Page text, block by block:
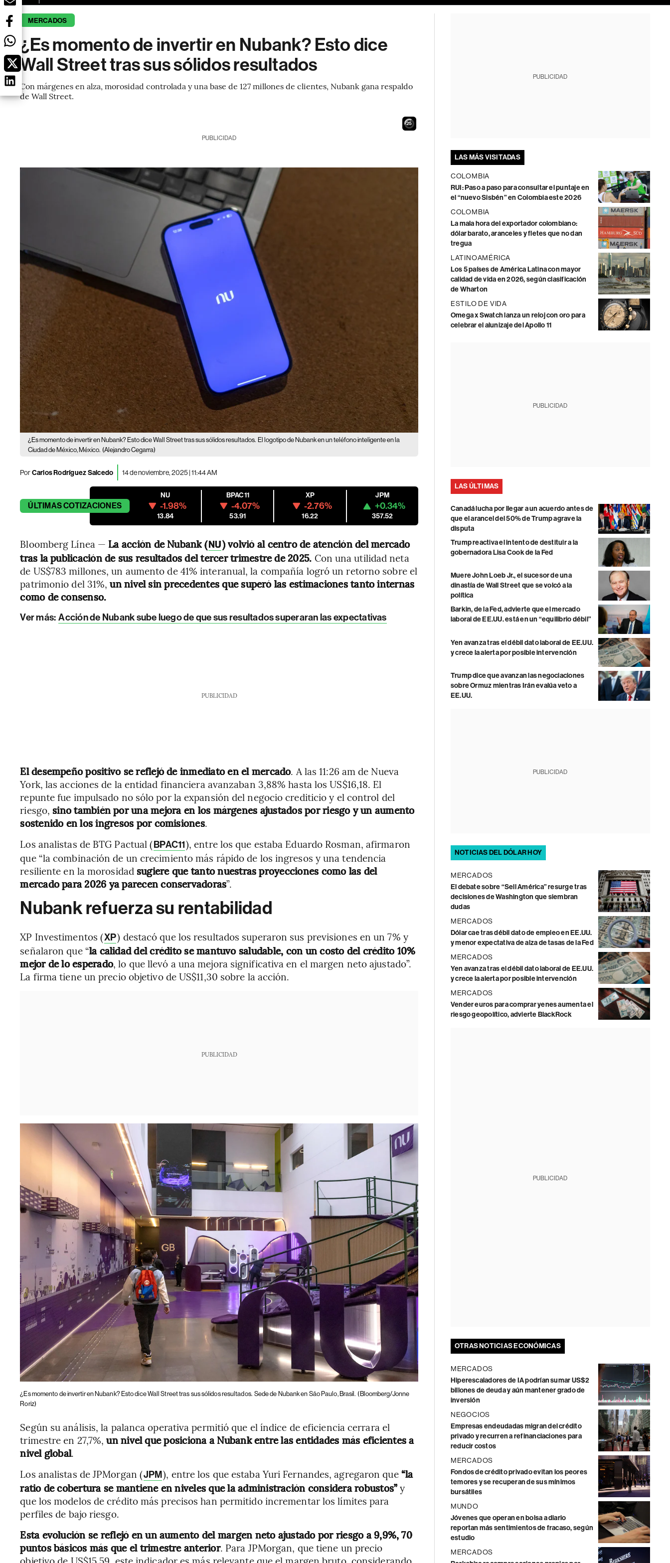
MERCADOS
¿Es momento de invertir en Nubank? Esto dice
Wall Street tras sus sólidos resultados
Con márgenes en alza, morosidad controlada y una base de 127 millones de clientes, Nubank gana respaldo
de Wall Street.
24
PUBLICIDAD
¿Es momento de invertir en Nubank? Esto dice Wall Street tras sus sólidos resultados. El logotipo de Nubank en un teléfono inteligente en la
Ciudad de México, México. (Alejandro Cegarra)
PorCarlos Rodríguez Salcedo 14 de noviembre, 2025 | 11:44 AM
ÚLTIMASCOTIZACIONES
NU
-1.98%
13.84
BPAC11
-4.07%
53.91
XP
-2.76%
16.22
JPM
+0.34%
357.52
Bloomberg Línea — La acción de Nubank (NU) volvió al centro de atención del mercado
tras la publicación de sus resultados del tercer trimestre de 2025. Con una utilidad neta
de US$783 millones, un aumento de 41% interanual, la compañía logró un retorno sobre el
patrimonio del 31%,un nivel sin precedentes que superó las estimaciones tanto internas
como de consenso.
Ver más: Acción de Nubank sube luego de que sus resultados superaran las expectativas
PUBLICIDAD
El desempeño positivo se reflejó de inmediato en el mercado. A las 11:26 am de Nueva
York, las acciones de la entidad financiera avanzaban 3,88% hasta los US$16,18. El
repunte fue impulsado no sólo por la expansión del negocio crediticio y el control del
riesgo, sino también por una mejora en los márgenes ajustados por riesgo y un aumento
sostenido en los ingresos por comisiones.
Los analistas de BTG Pactual (BPAC11), entre los que estaba Eduardo Rosman, afirmaron
que “la combinación de un crecimiento más rápido de los ingresos y una tendencia
resiliente en la morosidad sugiere que tanto nuestras proyecciones como las del
mercado para 2026 ya parecen conservadoras”.
Nubank refuerza su rentabilidad
XP Investimentos (XP) destacó que los resultados superaron sus previsiones en un 7% y
señalaron que “la calidad del crédito se mantuvo saludable, con un costo del crédito 10%
mejor de lo esperado, lo que llevó a una mejora significativa en el margen neto ajustado”.
La firma tiene un precio objetivo de US$11,30 sobre la acción.
PUBLICIDAD
¿Es momento de invertir en Nubank? Esto dice Wall Street tras sus sólidos resultados. Sede de Nubank en São Paulo, Brasil. (Bloomberg/Jonne
Roriz)
Según su análisis, la palanca operativa permitió que el índice de eficiencia cerrara el
trimestre en 27,7%,un nivel que posiciona a Nubank entre las entidades más eficientes a
nivel global.
Los analistas de JPMorgan (JPM), entre los que estaba Yuri Fernandes, agregaron que“la
ratio de cobertura se mantiene en niveles que la administración considera robustos”y
que los modelos de crédito más precisos han permitido incrementar los límites para
perfiles de bajo riesgo.
Esta evolución se reflejó en un aumento del margen neto ajustado por riesgo a 9,9%, 70
puntos básicos más que el trimestre anterior. Para JPMorgan, que tiene un precio
PUBLICIDAD
LAS MÁS VISITADAS
COLOMBIA
RUI: Paso a paso para consultar el puntaje en
el “nuevo Sisbén” en Colombia este 2026
COLOMBIA
La mala hora del exportador colombiano:
dólar barato, aranceles y fletes que no dan
tregua
LATINOAMÉRICA
Los 5 países de América Latina con mayor
calidad de vida en 2026, según clasificación
de Wharton
ESTILO DE VIDA
Omega x Swatch lanza un reloj con oro para
celebrar el alunizaje del Apollo 11
PUBLICIDAD
LAS ÚLTIMAS
Canadá lucha por llegar a un acuerdo antes de
que el arancel del 50% de Trump agrave la
disputa
Trump reactiva el intento de destituir a la
gobernadora Lisa Cook de la Fed
Muere John Loeb Jr., el sucesor de una
dinastía de Wall Street que se volcó a la
política
Barkin, de la Fed, advierte que el mercado
laboral de EE.UU. está en un “equilibrio débil”
Yen avanza tras el débil dato laboral de EE.UU.
y crece la alerta por posible intervención
Trump dice que avanzan las negociaciones
sobre Ormuz mientras Irán evalúa veto a
EE.UU.
PUBLICIDAD
NOTICIAS DEL DÓLAR HOY
MERCADOS
El debate sobre “Sell América” resurge tras
decisiones de Washington que siembran
dudas
MERCADOS
Dólar cae tras débil dato de empleo en EE.UU.
y menor expectativa de alza de tasas de la Fed
MERCADOS
Yen avanza tras el débil dato laboral de EE.UU.
y crece la alerta por posible intervención
MERCADOS
Vender euros para comprar yenes aumenta el
riesgo geopolítico, advierte BlackRock
PUBLICIDAD
OTRAS NOTICIAS ECONÓMICAS
MERCADOS
Hiperescaladores de IA podrían sumar US$2
billones de deuda y aún mantener grado de
inversión
NEGOCIOS
Empresas endeudadas migran del crédito
privado y recurren a refinanciaciones para
reducir costos
MERCADOS
Fondos de crédito privado evitan los peores
temores y se recuperan de sus mínimos
bursátiles
MUNDO
Jóvenes que operan en bolsa a diario
reportan más sentimientos de fracaso, según
estudio
MERCADOS